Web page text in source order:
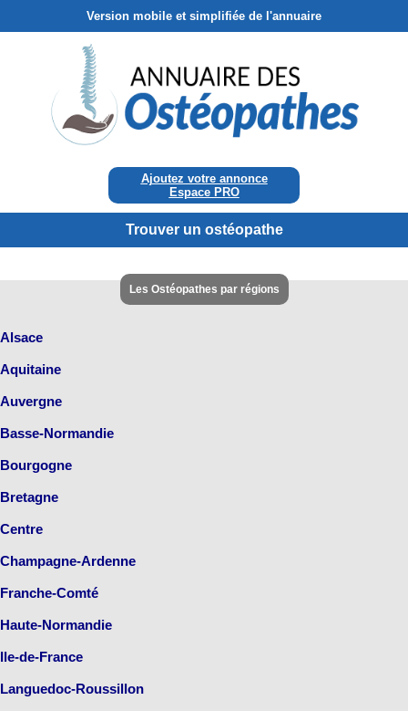
Version mobile et simplifiée de l'annuaire
Ajoutez votre annonce
Espace PRO
Trouver un ostéopathe
Les Ostéopathes par régions
Alsace
Aquitaine
Auvergne
Basse-Normandie
Bourgogne
Bretagne
Centre
Champagne-Ardenne
Franche-Comté
Haute-Normandie
Ile-de-France
Languedoc-Roussillon